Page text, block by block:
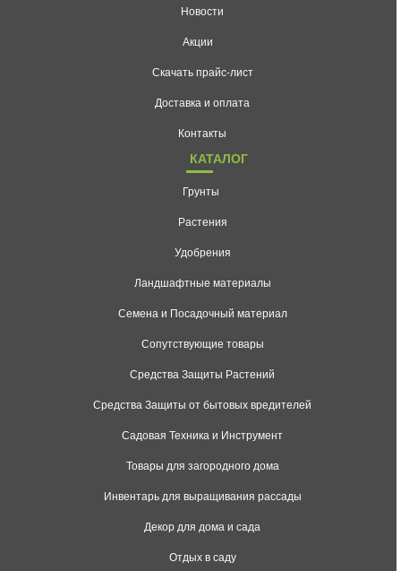
Новости
Акции
Скачать прайс-лист
Доставка и оплата
Контакты
КАТАЛОГ
Грунты
Растения
Удобрения
Ландшафтные материалы
Семена и Посадочный материал
Сопутствующие товары
Средства Защиты Растений
Средства Защиты от бытовых вредителей
Садовая Техника и Инструмент
Товары для загородного дома
Инвентарь для выращивания рассады
Декор для дома и сада
Отдых в саду